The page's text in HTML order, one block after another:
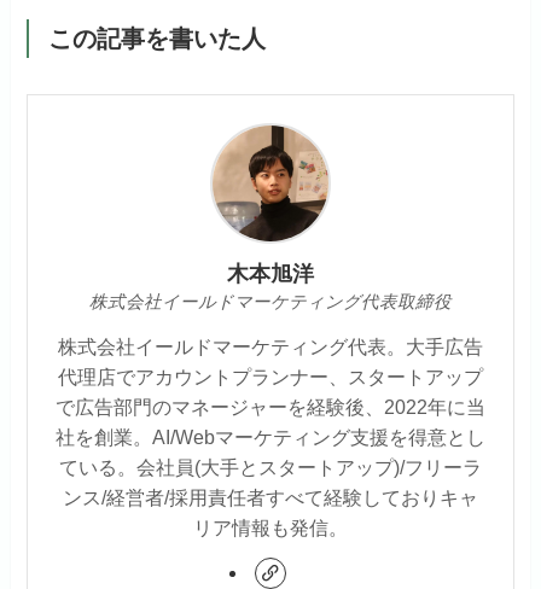
この記事を書いた人
木本旭洋
株式会社イールドマーケティング代表取締役
株式会社イールドマーケティング代表。大手広告
代理店でアカウントプランナー、スタートアップ
で広告部門のマネージャーを経験後、2022年に当
社を創業。AI/Webマーケティング支援を得意とし
ている。会社員(大手とスタートアップ)/フリーラ
ンス/経営者/採用責任者すべて経験しておりキャ
リア情報も発信。